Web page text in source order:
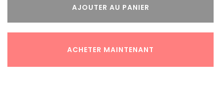
AJOUTER AU PANIER
ACHETER MAINTENANT